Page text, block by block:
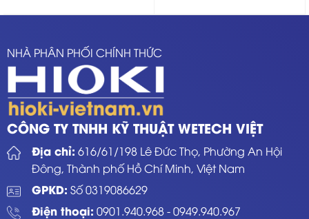
NHÀ PHÂN PHỐI CHÍNH THỨC
CÔNG TY TNHH KỸ THUẬT WETECH VIỆT
Địa chỉ: 616/61/198 Lê Đức Thọ, Phường An Hội
Đông, Thành phố Hồ Chí Minh, Việt Nam
GPKD: Số 0319086629
Điện thoại: 0901.940.968-0949.940.967